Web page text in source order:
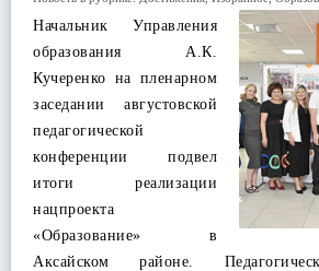
Начальник Управления
образования А.К.
Кучеренко на пленарном
заседании августовской
педагогической
конференции подвел
итоги реализации
нацпроекта
«Образование» в
Аксайском районе.